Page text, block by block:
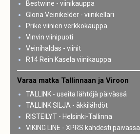
Bestwine - viinikauppa
Gloria Veinikelder - viinikellari
Prike viinien verkkokauppa
Vinvin viinipuoti
Veinihaldas - viinit
R14 Rein Kasela viinikauppa
Varaa matka Tallinnaan ja Viroon
TALLINK - useita lähtöjä päivässä
TALLINK SILJA - äkkilähdöt
RISTEILYT - Helsinki-Tallinna
VIKING LINE - XPRS kahdesti päivässä